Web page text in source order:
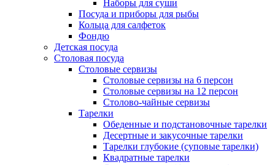
Наборы для суши
Посуда и приборы для рыбы
Кольца для салфеток
Фондю
Детская посуда
Столовая посуда
Столовые сервизы
Столовые сервизы на 6 персон
Столовые сервизы на 12 персон
Столово-чайные сервизы
Тарелки
Обеденные и подстановочные тарелки
Десертные и закусочные тарелки
Тарелки глубокие (суповые тарелки)
Квадратные тарелки